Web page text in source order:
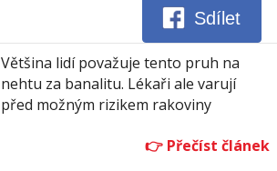
Sdílet
Většina lidí považuje tento pruh na
nehtu za banalitu. Lékaři ale varují
před možným rizikem rakoviny